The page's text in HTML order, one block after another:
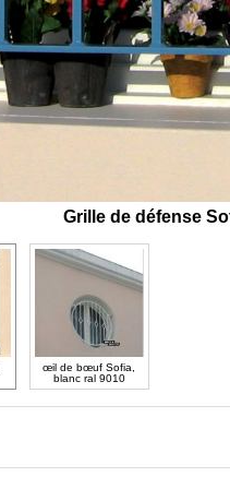
Grille de défense
œil de bœuf Sofia,
blanc ral 9010